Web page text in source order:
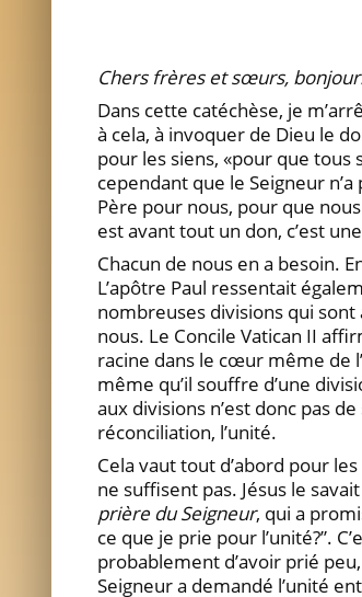
Chers frères et sœurs,
Dans cette catéchèse, je
à cela, à invoquer de Dieu le
pour les siens, «pour que tous
cependant que le Seigneur
Père pour nous, pour que
est avant tout un don, c’est
Chacun de nous en a besoin.
L’apôtre Paul ressentait
nombreuses divisions qui
nous. Le Concile Vatican II
racine dans le cœur même de
même qu’il souffre d’une
aux divisions n’est donc pas
réconciliation, l’unité.
Cela vaut tout d’abord pour
ne suffisent pas. Jésus le
prière du Seigneur, qui a
ce que je prie pour l’unité?”.
probablement d’avoir prié
Seigneur a demandé l’unité